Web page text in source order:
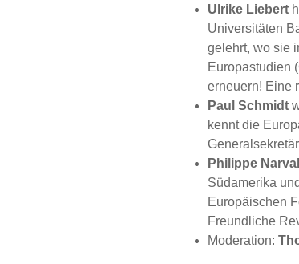
Ulrike Liebert
Universitäten
gelehrt, wo sie
Europastudien
erneuern! Eine
Paul Schmidt
kennt die
Philippe Narval
Südamerika
Europäischen
Freundliche
Moderation: